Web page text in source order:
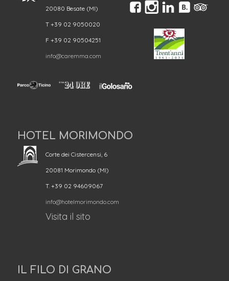
20080 Besate (MI)
T +39 02 9050020
F +39 02 90504251
info@caremma.com
HOTEL MORIMONDO
Corte dei Cistercensi, 6
20081 Morimondo (MI)
T. +39 02 94609067
info@hotelmorimondo.com
Visita il sito
IL FILO DI GRANO